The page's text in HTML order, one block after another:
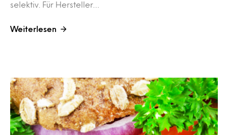
selektiv. Für Hersteller…
Weiterlesen